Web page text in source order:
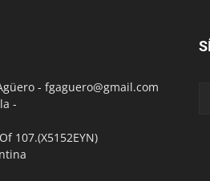
- fgaguero@gmail.com
-
107.(X5152EYN)